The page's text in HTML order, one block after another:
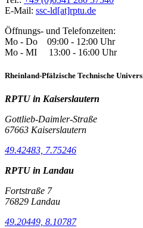
E-Mail: ssc-ld[at]rptu.de
Öffnungs- und Telefonzeiten:
Mo - Do 09:00 - 12:00 Uhr
Mo - MI 13:00 - 16:00 Uhr
Rheinland-Pfälzische Technische
RPTU in Kaiserslautern
Gottlieb-Daimler-Straße
67663 Kaiserslautern
49.42483, 7.75246
RPTU in Landau
Fortstraße 7
76829 Landau
49.20449, 8.10787